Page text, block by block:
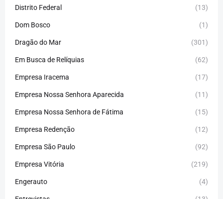
Distrito Federal (13)
Dom Bosco (1)
Dragão do Mar (301)
Em Busca de Relíquias (62)
Empresa Iracema (17)
Empresa Nossa Senhora Aparecida (11)
Empresa Nossa Senhora de Fátima (15)
Empresa Redenção (12)
Empresa São Paulo (92)
Empresa Vitória (219)
Engerauto (4)